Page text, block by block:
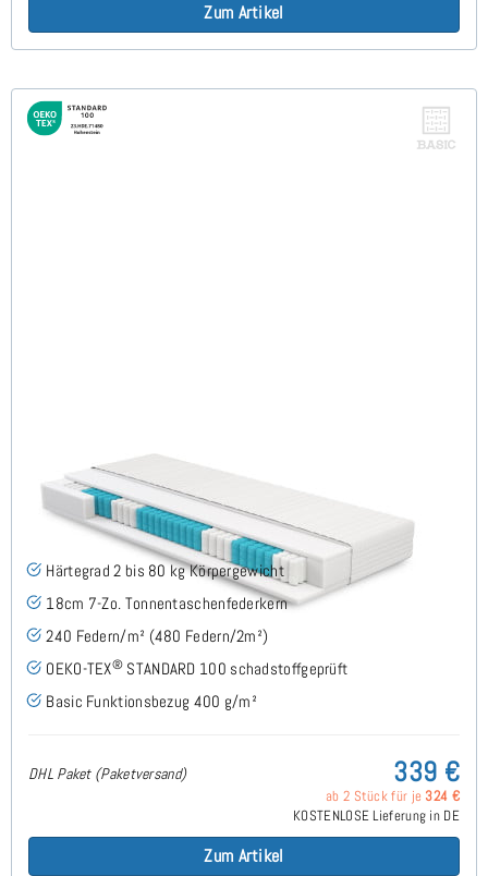
Zum Artikel
Roy H2 (Basic) TTFK-Matratze 140x190 cm
(53)
Härtegrad 2 bis 80 kg Körpergewicht
18cm 7-Zo. Tonnentaschenfederkern
240 Federn/m² (480 Federn/2m²)
OEKO-TEX® STANDARD 100 schadstoffgeprüft
Basic Funktionsbezug 400 g/m²
DHL Paket (Paketversand) 339 €
ab 2 Stück für je 324 €
KOSTENLOSE Lieferung in DE
Zum Artikel